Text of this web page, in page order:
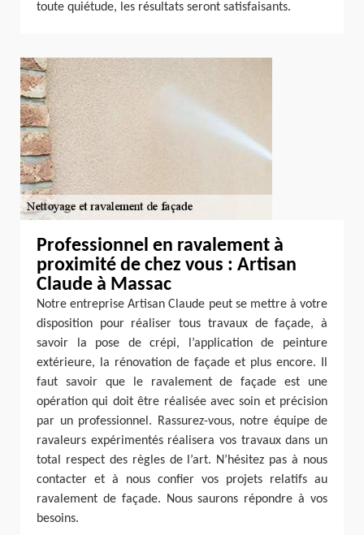
toute quiétude, les résultats seront satisfaisants.
Professionnel en ravalement à
proximité de chez vous : Artisan
Claude à Massac
Notre entreprise Artisan Claude peut se mettre à votre
disposition pour réaliser tous travaux de façade, à
savoir la pose de crépi, l’application de peinture
extérieure, la rénovation de façade et plus encore. Il
faut savoir que le ravalement de façade est une
opération qui doit être réalisée avec soin et précision
par un professionnel. Rassurez-vous, notre équipe de
ravaleurs expérimentés réalisera vos travaux dans un
total respect des règles de l’art. N’hésitez pas à nous
contacter et à nous confier vos projets relatifs au
ravalement de façade. Nous saurons répondre à vos
besoins.